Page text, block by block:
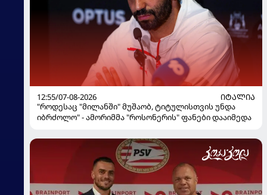
12:55/07-08-2026
ᲘᲢᲐᲚᲘᲐ
"როდესაც "მილანში" მუშაობ, ტიტულისთვის უნდა
იბრძოლო" - ამორიმმა "როსონერის" ფანები დააიმედა